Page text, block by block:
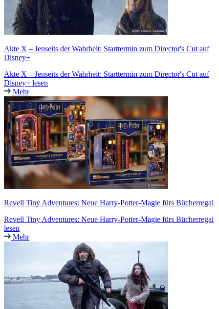
Akte X – Jenseits der Wahrheit: Starttermin zum Director's Cut auf
Disney+
Akte X – Jenseits der Wahrheit: Starttermin zum Director's Cut auf
Disney+ lesen
Mehr
Revell Tiny Adventures: Neue Harry-Potter-Magie fürs Bücherregal
Revell Tiny Adventures: Neue Harry-Potter-Magie fürs Bücherregal
lesen
Mehr